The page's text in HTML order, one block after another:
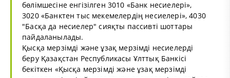
бөлімшесіне енгізілген 3010 «Банк несиелері»,
3020 «Банктен тыс мекемелердің несиелері», 4030
"Басқа да несиелер" сияқты пассивті шоттары
пайдаланылады.
Қысқа мерзімді және ұзақ мерзімді несиелерді
беру Қазақстан Республикасы Ұлттық Банкісі
бекіткен «Қысқа мерзімді және ұзақ мерзімді